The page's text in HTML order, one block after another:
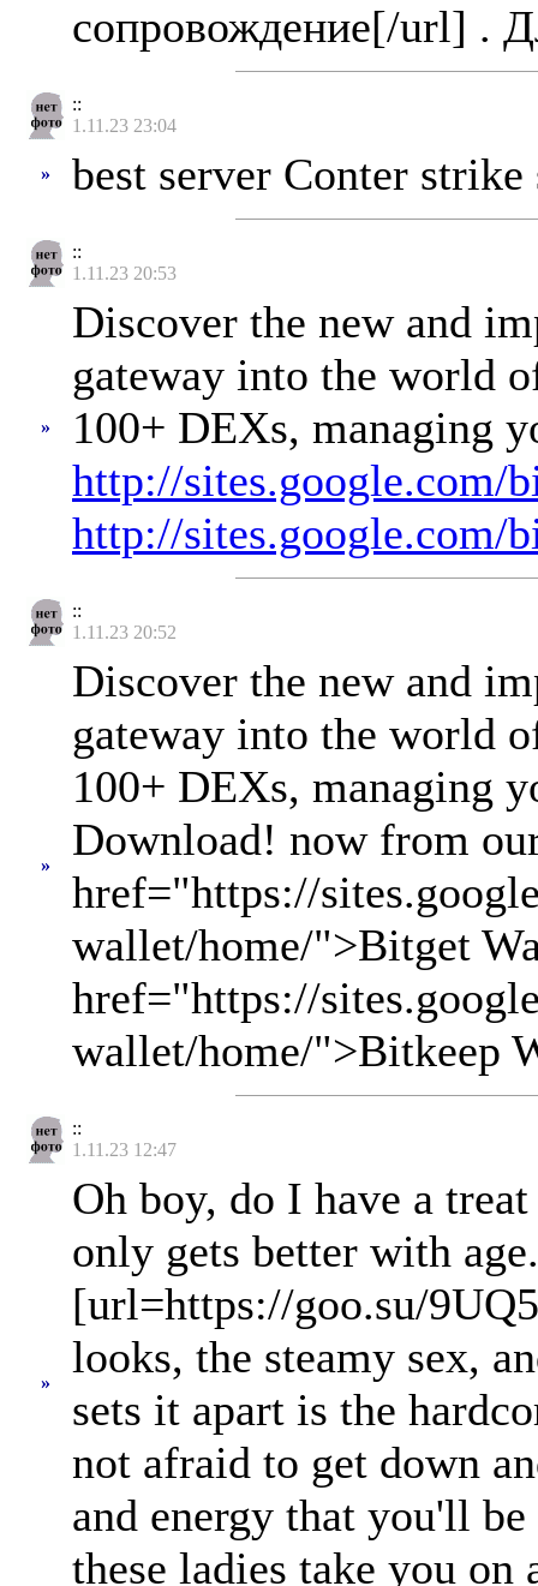
сопровождение[/url] .
::
1.11.23 23:04
» best server Conter
::
1.11.23 20:53
»
Discover the new and
gateway into the world
100+ DEXs, managing
http://sites.google.com/
http://sites.google.com/
::
1.11.23 20:52
»
Discover the new and
gateway into the world
100+ DEXs, managing
Download! now from
href="https://
wallet/home/">Bitget
href="https://
wallet/home/">Bitkeep
::
1.11.23 12:47
»
Oh boy, do I have a
only gets better with
[url=https://goo.su/
looks, the steamy sex,
sets it apart is the
not afraid to get down
and energy that you'll
these ladies take you